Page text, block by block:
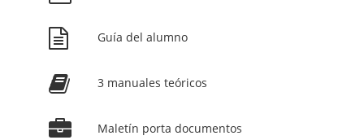
Guía del alumno
3 manuales teóricos
Maletín porta documentos